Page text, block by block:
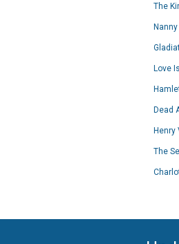
The
Love
Dead
Henry
The